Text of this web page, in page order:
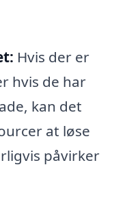
Hvis der er
hvis de har
kan det
at løse
påvirker